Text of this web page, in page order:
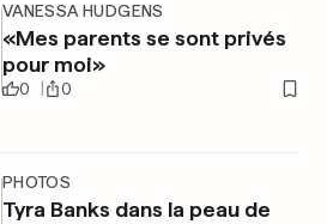
VANESSA HUDGENS
«Mes parents se sont privés
pour moi»
0 0
PHOTOS
Tyra Banks dans la peau de